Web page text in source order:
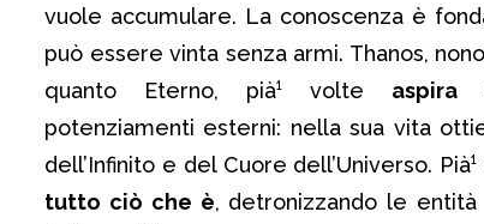
vuole accumulare. La conoscenza è
può essere vinta senza armi. Thanos,
quanto Eterno, pià¹ volte aspira
potenziamenti esterni: nella sua vita
dell’Infinito e del Cuore dell’Universo.
tutto ciò che è, detronizzando le